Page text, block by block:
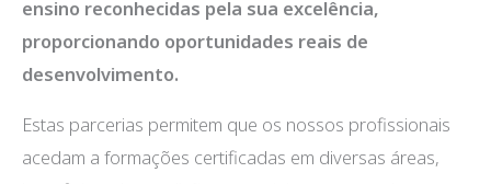
ensino reconhecidas pela sua excelência,
proporcionando oportunidades reais de
desenvolvimento.
Estas parcerias permitem que os nossos profissionais
acedam a formações certificadas em diversas áreas,